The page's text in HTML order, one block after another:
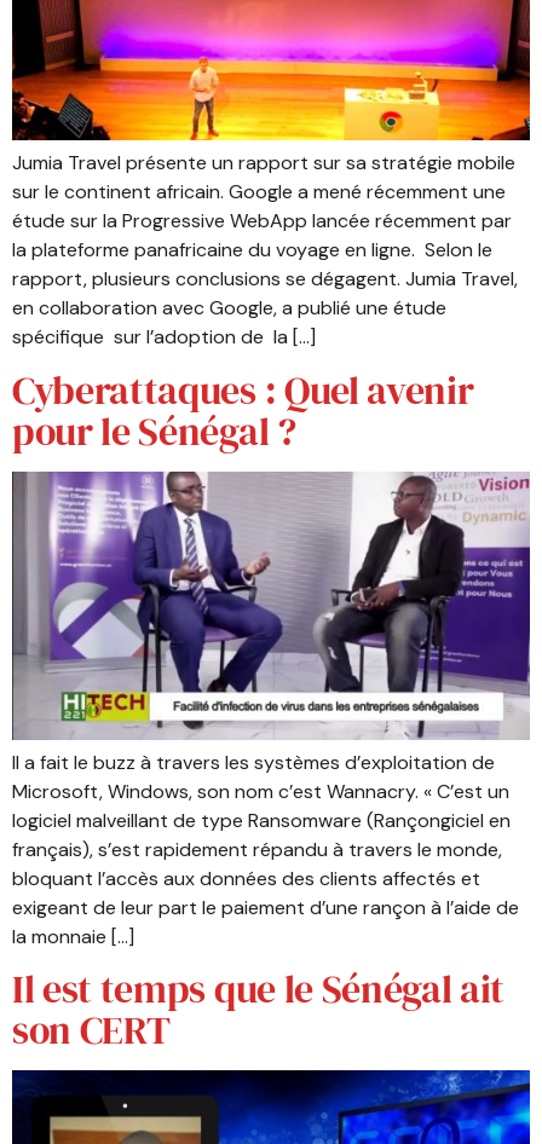
Jumia Travel présente un rapport sur sa stratégie mobile
sur le continent africain. Google a mené récemment une
étude sur la Progressive WebApp lancée récemment par
la plateforme panafricaine du voyage en ligne. Selon le
rapport, plusieurs conclusions se dégagent. Jumia Travel,
en collaboration avec Google, a publié une étude
spécifique sur l’adoption de la […]
Cyberattaques : Quel avenir
pour le Sénégal ?
Il a fait le buzz à travers les systèmes d’exploitation de
Microsoft, Windows, son nom c’est Wannacry. « C’est un
logiciel malveillant de type Ransomware (Rançongiciel en
français), s’est rapidement répandu à travers le monde,
bloquant l’accès aux données des clients affectés et
exigeant de leur part le paiement d’une rançon à l’aide de
la monnaie […]
Il est temps que le Sénégal ait
son CERT